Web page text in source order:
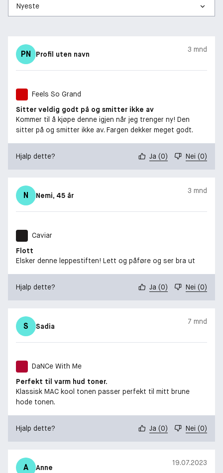
PN Profil uten navn
3 mnd
Feels So Grand
Sitter veldig godt på og smitter ikke av
Kommer til å kjøpe denne igjen når jeg trenger ny! Den
sitter på og smitter ikke av. Fargen dekker meget godt.
Hjalp dette? Ja (0) Nei (0)
N Nemi, 45 år
3 mnd
Caviar
Flott
Elsker denne leppestiften! Lett og påføre og ser bra ut
Hjalp dette? Ja (0) Nei (0)
S Sadia
7 mnd
DaNCe With Me
Perfekt til varm hud toner.
Klassisk MAC kool tonen passer perfekt til mitt brune
hode tonen.
Hjalp dette? Ja (0) Nei (0)
A Anne
19.07.2023